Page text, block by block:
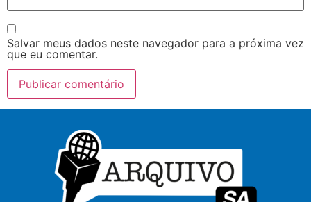
Salvar meus dados neste navegador para a próxima vez
que eu comentar.